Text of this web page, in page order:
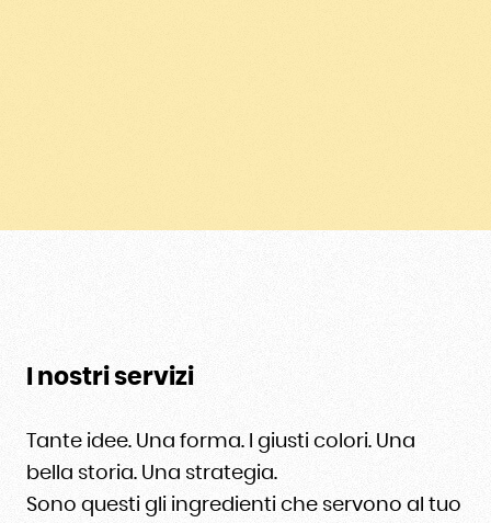
I nostri servizi
Tante idee. Una forma. I giusti colori. Una
bella storia. Una strategia.
Sono questi gli ingredienti che servono al tuo